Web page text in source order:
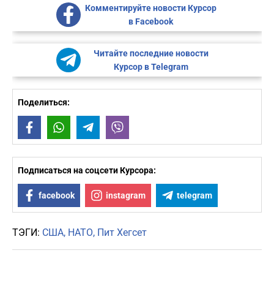
Комментируйте новости Курсор
в Facebook
Читайте последние новости
Курсор в Telegram
Поделиться:
FacebookWhatsAppTelegram
Подписаться на соцсети Курсора:
facebook instagram telegram
ТЭГИ: США НАТО Пит Хегсет